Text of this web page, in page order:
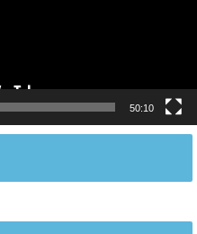
50:10